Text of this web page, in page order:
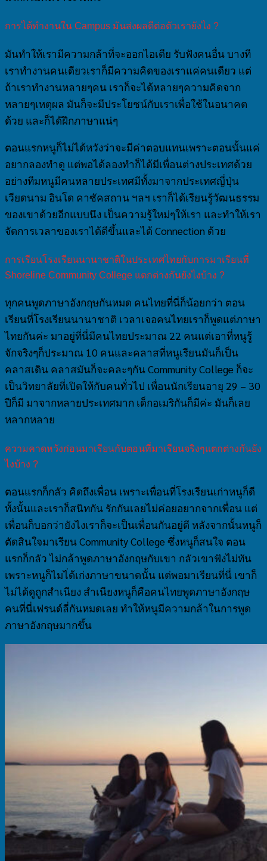
การได้ทำงานใน Campus มันส่งผลดีต่อตัวเรายังไง ?
มันทำให้เรามีความกล้าที่จะออกไอเดีย รับฟังคนอื่น บางที
เราทำงานคนเดียวเราก็มีความคิดของเราแค่คนเดียว แต่
ถ้าเราทำงานหลายๆคน เราก็จะได้หลายๆความคิดจาก
หลายๆเหตุผล มันก็จะมีประโยชน์กับเราเพื่อใช้ในอนาคต
ด้วย และก็ได้ฝึกภาษาแน่ๆ
ตอนแรกหนูก็ไม่ได้หวังว่าจะมีค่าตอบแทนเพราะตอนนั้นแค่
อยากลองทำดู แต่พอได้ลองทำก็ได้มีเพื่อนต่างประเทศด้วย
อย่างทีมหนูมีคนหลายประเทศมีทั้งมาจากประเทศญี่ปุ่น
เวียดนาม อินโด คาซัคสถาน ฯลฯ เราก็ได้เรียนรู้วัฒนธรรม
ของเขาด้วยอีกแบบนึง เป็นความรู้ใหม่ๆให้เรา และทำให้เรา
จัดการเวลาของเราได้ดีขึ้นและได้ Connection ด้วย
การเรียนโรงเรียนนานาชาติในประเทศไทยกับการมาเรียนที่
Shoreline Community College แตกต่างกันยังไงบ้าง ?
ทุกคนพูดภาษาอังกฤษกันหมด คนไทยที่นี่ก็น้อยกว่า ตอน
เรียนที่โรงเรียนนานาชาติ เวลาเจอคนไทยเราก็พูดแต่ภาษา
ไทยกันค่ะ มาอยู่ที่นี่มีคนไทยประมาณ 22 คนแต่เอาที่หนูรู้
จักจริงๆก็ประมาณ 10 คนและคลาสที่หนูเรียนมันก็เป็น
คลาสเดิน คลาสมันก็จะคละๆกัน Community College ก็จะ
เป็นวิทยาลัยที่เปิดให้กับคนทั่วไป เพื่อนนักเรียนอายุ 29 – 30
ปีก็มี มาจากหลายประเทศมาก เด็กอเมริกันก็มีค่ะ มันก็เลย
หลากหลาย
ความคาดหวังก่อนมาเรียนกับตอนที่มาเรียนจริงๆแตกต่างกันยัง
ไงบ้าง ?
ตอนแรกก็กลัว คิดถึงเพื่อน เพราะเพื่อนที่โรงเรียนเก่าหนูก็ดี
ทั้งนั้นและเราก็สนิทกัน รักกันเลยไม่ค่อยอยากจากเพื่อน แต่
เพื่อนก็บอกว่ายังไงเราก็จะเป็นเพื่อนกันอยู่ดี หลังจากนั้นหนูก็
ตัดสินใจมาเรียน Community College ซึ่งหนูก็สนใจ ตอน
แรกก็กลัว ไม่กล้าพูดภาษาอังกฤษกับเขา กลัวเขาฟังไม่ทัน
เพราะหนูก็ไมไ่ด้เก่งภาษาขนาดนั้น แต่พอมาเรียนที่นี่ เขาก็
ไม่ได้ดูถูกสำเนียง สำเนียงหนูก็คือคนไทยพูดภาษาอังกฤษ
คนที่นี่เฟรนด์ลี่กันหมดเลย ทำให้หนูมีความกล้าในการพูด
ภาษาอังกฤษมากขึ้น